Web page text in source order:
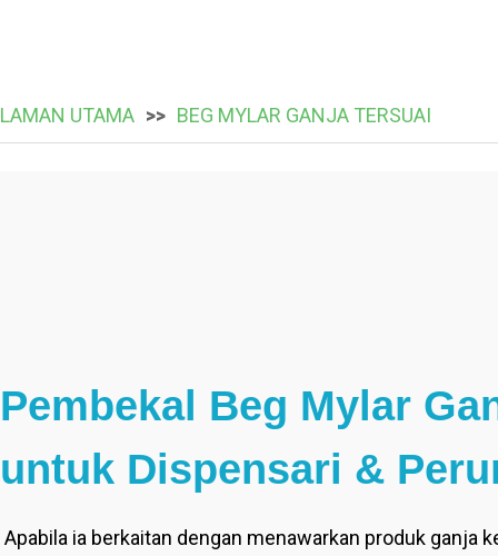
LAMAN UTAMA BEG MYLAR GANJA TERSUAI
Pembekal Beg Mylar
untuk Dispensari &
Apabila ia berkaitan dengan menawarkan produk ganja